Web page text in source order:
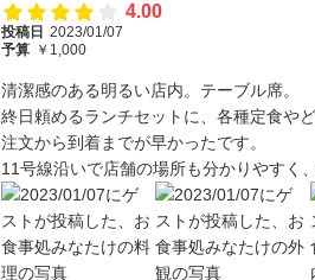
4.00
投稿日 2023/01/07
予算 ￥1,000
清潔感のある明るい店内。テーブル席。
終日頼めるランチセットに、各種定食や
注文から到着までが早かったです。
11号線沿いで店舗の場所も分かりやすく